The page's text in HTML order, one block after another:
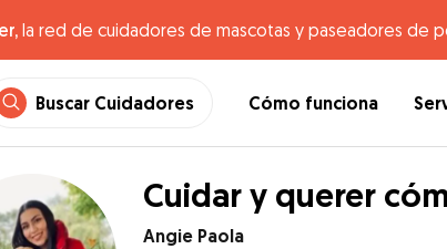
la red de cuidadores de mascotas y paseadores de
Buscar Cuidadores Cómo funciona
Cuidar y querer
Angie Paola